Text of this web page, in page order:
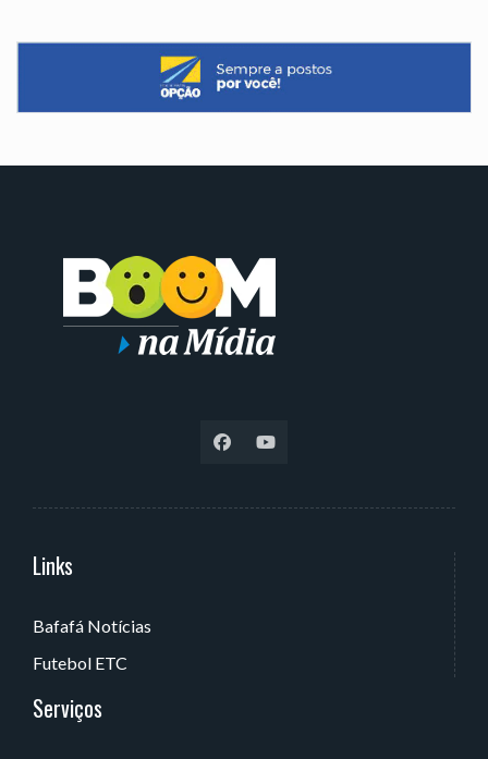
Links
Bafafá Notícias
Futebol ETC
Serviços
Serviços